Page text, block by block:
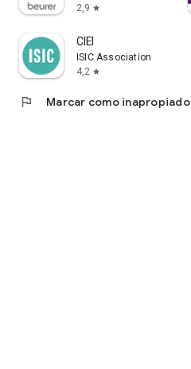
2,9 star
CIEI
ISIC Association
4,2 star
flag Marcar como inapropiado